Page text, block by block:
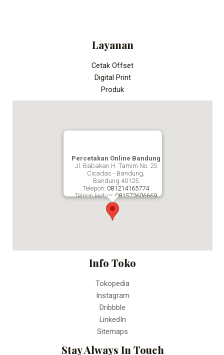
Layanan
Cetak Offset
Digital Print
Produk
Percetakan Online Bandung
Jl. Babakan H. Tamim No. 25
Cicadas - Bandung,
Bandung 40125
Telepon: 081214165774
Telpon kedua: 081572606669
Percetakan Online Bandung
Info Toko
Tokopedia
Instagram
Dribbble
LinkedIn
Sitemaps
Stay Always In Touch